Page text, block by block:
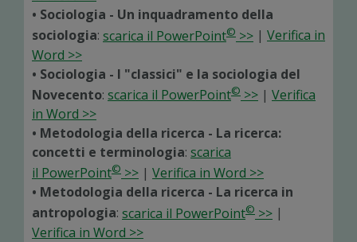
• Sociologia - Un inquadramento della
sociologia: scarica il PowerPoint© >> | Verifica in
Word >>
• Sociologia - I "classici" e la sociologia del
Novecento: scarica il PowerPoint© >> | Verifica
in Word >>
• Metodologia della ricerca - La ricerca:
concetti e terminologia: scarica
il PowerPoint© >> | Verifica in Word >>
• Metodologia della ricerca - La ricerca in
antropologia: scarica il PowerPoint© >> |
Verifica in Word >>